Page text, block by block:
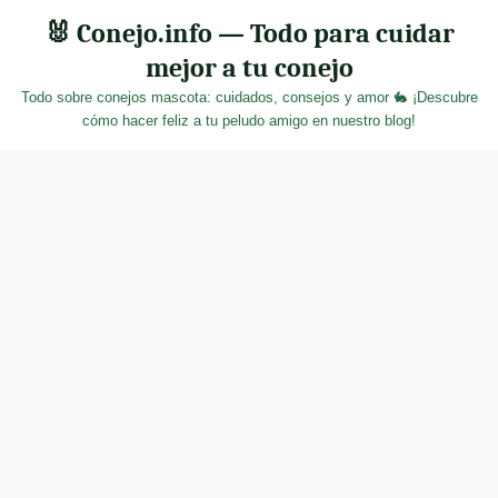
🐰 Conejo.info — Todo para cuidar
mejor a tu conejo
Todo sobre conejos mascota: cuidados, consejos y amor 🐇 ¡Descubre
cómo hacer feliz a tu peludo amigo en nuestro blog!